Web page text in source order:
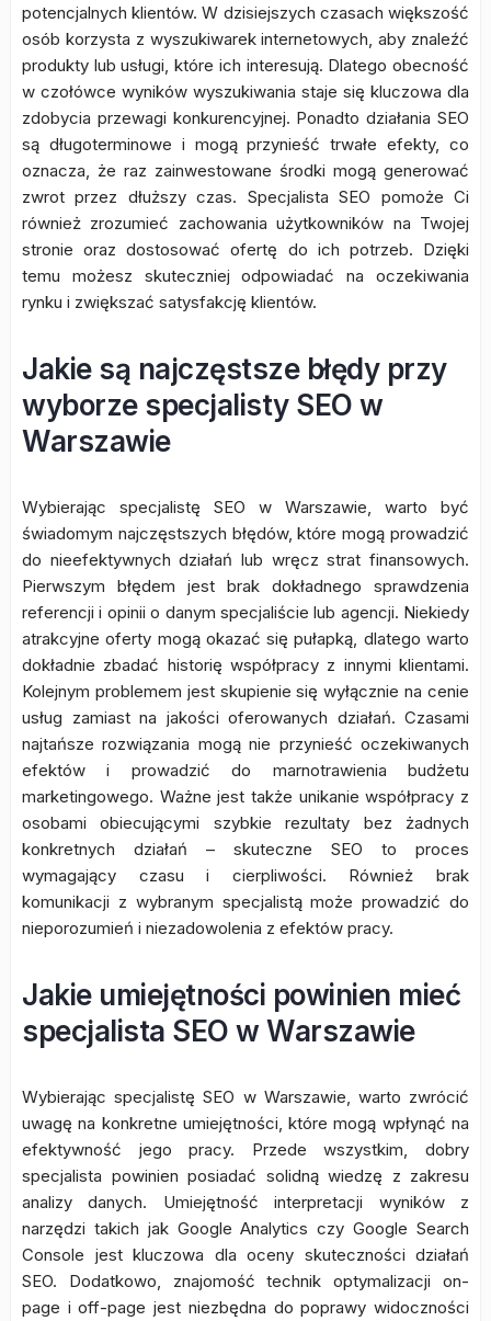
potencjalnych klientów. W dzisiejszych czasach większość
osób korzysta z wyszukiwarek internetowych, aby znaleźć
produkty lub usługi, które ich interesują. Dlatego obecność
w czołówce wyników wyszukiwania staje się kluczowa dla
zdobycia przewagi konkurencyjnej. Ponadto działania SEO
są długoterminowe i mogą przynieść trwałe efekty, co
oznacza, że raz zainwestowane środki mogą generować
zwrot przez dłuższy czas. Specjalista SEO pomoże Ci
również zrozumieć zachowania użytkowników na Twojej
stronie oraz dostosować ofertę do ich potrzeb. Dzięki
temu możesz skuteczniej odpowiadać na oczekiwania
rynku i zwiększać satysfakcję klientów.
Jakie są najczęstsze błędy przy
wyborze specjalisty SEO w
Warszawie
Wybierając specjalistę SEO w Warszawie, warto być
świadomym najczęstszych błędów, które mogą prowadzić
do nieefektywnych działań lub wręcz strat finansowych.
Pierwszym błędem jest brak dokładnego sprawdzenia
referencji i opinii o danym specjaliście lub agencji. Niekiedy
atrakcyjne oferty mogą okazać się pułapką, dlatego warto
dokładnie zbadać historię współpracy z innymi klientami.
Kolejnym problemem jest skupienie się wyłącznie na cenie
usług zamiast na jakości oferowanych działań. Czasami
najtańsze rozwiązania mogą nie przynieść oczekiwanych
efektów i prowadzić do marnotrawienia budżetu
marketingowego. Ważne jest także unikanie współpracy z
osobami obiecującymi szybkie rezultaty bez żadnych
konkretnych działań – skuteczne SEO to proces
wymagający czasu i cierpliwości. Również brak
komunikacji z wybranym specjalistą może prowadzić do
nieporozumień i niezadowolenia z efektów pracy.
Jakie umiejętności powinien mieć
specjalista SEO w Warszawie
Wybierając specjalistę SEO w Warszawie, warto zwrócić
uwagę na konkretne umiejętności, które mogą wpłynąć na
efektywność jego pracy. Przede wszystkim, dobry
specjalista powinien posiadać solidną wiedzę z zakresu
analizy danych. Umiejętność interpretacji wyników z
narzędzi takich jak Google Analytics czy Google Search
Console jest kluczowa dla oceny skuteczności działań
SEO. Dodatkowo, znajomość technik optymalizacji on-
page i off-page jest niezbędna do poprawy widoczności